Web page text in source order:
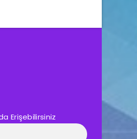
Erişebilirsiniz